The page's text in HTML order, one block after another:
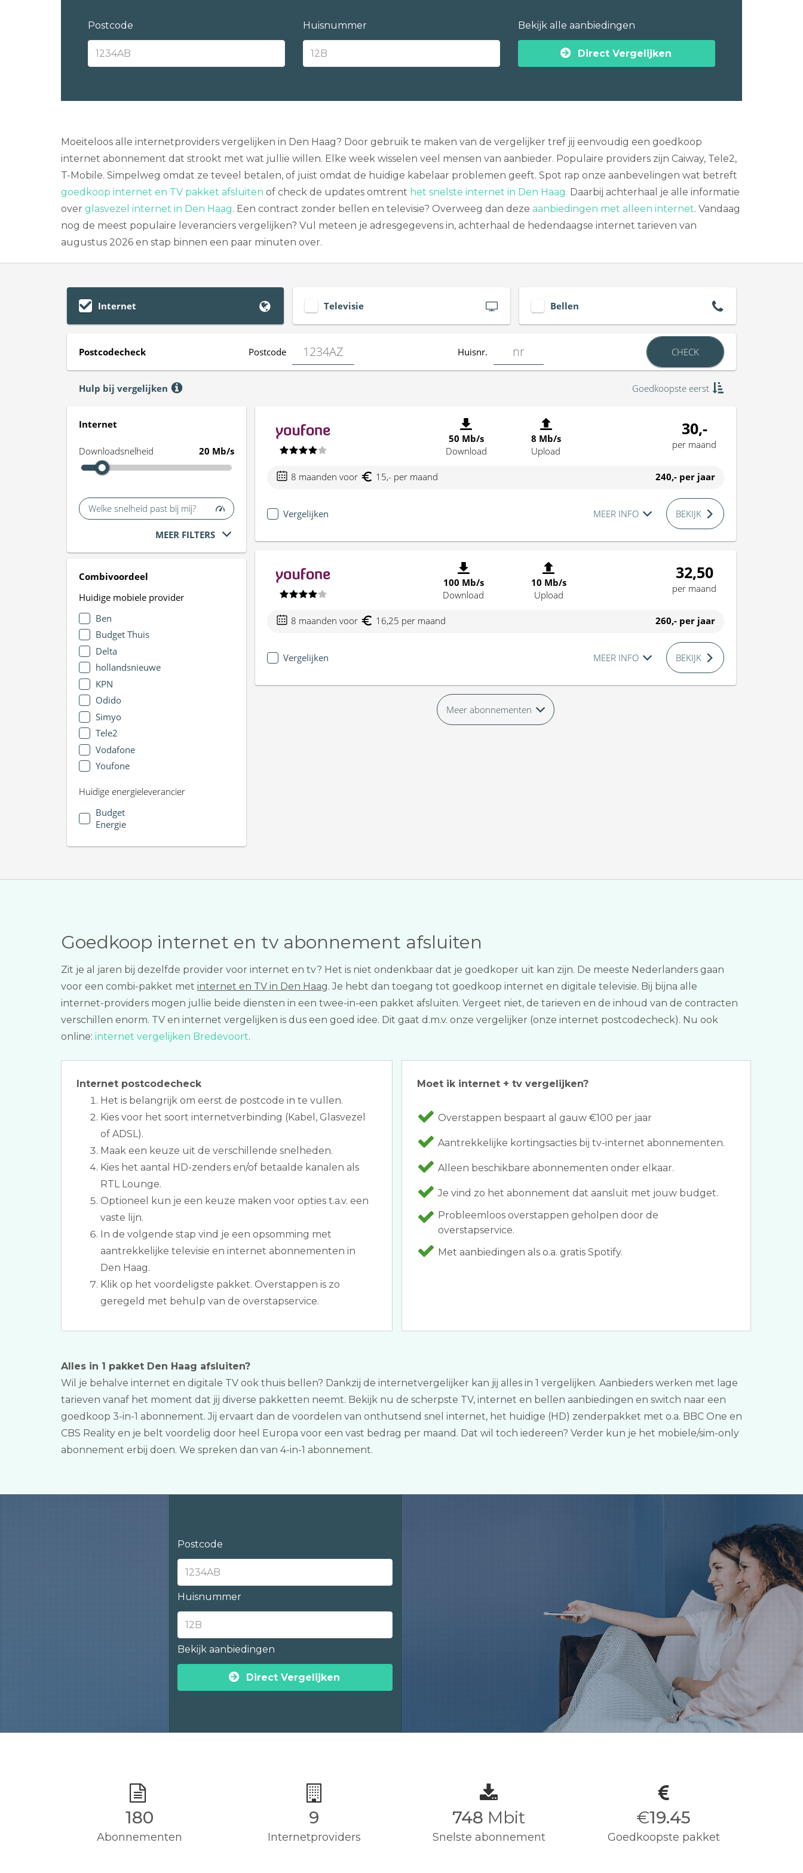
Postcode Huisnummer Bekijk alle aanbiedingen
Direct Vergelijken
Moeiteloos alle internetproviders vergelijken in Den Haag? Door gebruik te maken van de vergelijker tref jij eenvoudig een goedkoop
internet abonnement dat strookt met wat jullie willen. Elke week wisselen veel mensen van aanbieder. Populaire providers zijn Caiway, Tele2,
T-Mobile. Simpelweg omdat ze teveel betalen, of juist omdat de huidige kabelaar problemen geeft. Spot rap onze aanbevelingen wat betreft
goedkoop internet en TV pakket afsluiten of check de updates omtrent het snelste internet in Den Haag. Daarbij achterhaal je alle informatie
over glasvezel internet in Den Haag. Een contract zonder bellen en televisie? Overweeg dan deze aanbiedingen met alleen internet. Vandaag
nog de meest populaire leveranciers vergelijken? Vul meteen je adresgegevens in, achterhaal de hedendaagse internet tarieven van
augustus 2026 en stap binnen een paar minuten over.
Internet Televisie Bellen
Postcodecheck Postcode Huisnr. CHECK
Hulp bij vergelijken Goedkoopste eerst
Internet
Downloadsnelheid 20 Mb/s
Welke snelheid past bij mij?
MEER FILTERS
Combivoordeel
Huidige mobiele provider
Ben
Budget Thuis
Delta
hollandsnieuwe
KPN
Odido
Simyo
Tele2
Vodafone
Youfone
Huidige energieleverancier
Budget
Energie
50 Mb/s
Download
8 Mb/s
Upload
30,-
per maand
8 maanden voor 15,- per maand 240,- per jaar
Vergelijken MEER INFO BEKIJK
100 Mb/s
Download
10 Mb/s
Upload
32,50
per maand
8 maanden voor 16,25 per maand 260,- per jaar
Vergelijken MEER INFO BEKIJK
Meer abonnementen
Goedkoop internet en tv abonnement afsluiten
Zit je al jaren bij dezelfde provider voor internet en tv? Het is niet ondenkbaar dat je goedkoper uit kan zijn. De meeste Nederlanders gaan
voor een combi-pakket met internet en TV in Den Haag. Je hebt dan toegang tot goedkoop internet en digitale televisie. Bij bijna alle
internet-providers mogen jullie beide diensten in een twee-in-een pakket afsluiten. Vergeet niet, de tarieven en de inhoud van de contracten
verschillen enorm. TV en internet vergelijken is dus een goed idee. Dit gaat d.m.v. onze vergelijker (onze internet postcodecheck). Nu ook
online: internet vergelijken Bredevoort.
Internet postcodecheck
Het is belangrijk om eerst de postcode in te vullen.
Kies voor het soort internetverbinding (Kabel, Glasvezel
of ADSL).
Maak een keuze uit de verschillende snelheden.
Kies het aantal HD-zenders en/of betaalde kanalen als
RTL Lounge.
Optioneel kun je een keuze maken voor opties t.a.v. een
vaste lijn.
In de volgende stap vind je een opsomming met
aantrekkelijke televisie en internet abonnementen in
Den Haag.
Klik op het voordeligste pakket. Overstappen is zo
geregeld met behulp van de overstapservice.
Moet ik internet + tv vergelijken?
Overstappen bespaart al gauw €100 per jaar
Aantrekkelijke kortingsacties bij tv-internet abonnementen.
Alleen beschikbare abonnementen onder elkaar.
Je vind zo het abonnement dat aansluit met jouw budget.
Probleemloos overstappen geholpen door de
overstapservice.
Met aanbiedingen als o.a. gratis Spotify.
Alles in 1 pakket Den Haag afsluiten?
Wil je behalve internet en digitale TV ook thuis bellen? Dankzij de internetvergelijker kan jij alles in 1 vergelijken. Aanbieders werken met lage
tarieven vanaf het moment dat jij diverse pakketten neemt. Bekijk nu de scherpste TV, internet en bellen aanbiedingen en switch naar een
goedkoop 3-in-1 abonnement. Jij ervaart dan de voordelen van onthutsend snel internet, het huidige (HD) zenderpakket met o.a. BBC One en
CBS Reality en je belt voordelig door heel Europa voor een vast bedrag per maand. Dat wil toch iedereen? Verder kun je het mobiele/sim-only
abonnement erbij doen. We spreken dan van 4-in-1 abonnement.
Postcode
Huisnummer
Bekijk aanbiedingen
Direct Vergelijken
180
Abonnementen
9
Internetproviders
750 Mbit
Snelste abonnement
€19.50
Goedkoopste pakket